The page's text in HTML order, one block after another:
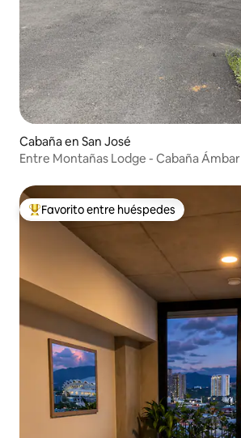
Cabaña en San José
Entre Montañas Lodge - Cabaña Ámbar
Favorito entre huéspedes preferido
Favorito entre huéspedes